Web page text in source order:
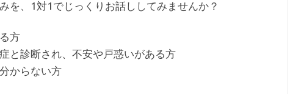
を、1対1でじっくりお話ししてみませんか？
方
と診断され、不安や戸惑いがある方
からない方